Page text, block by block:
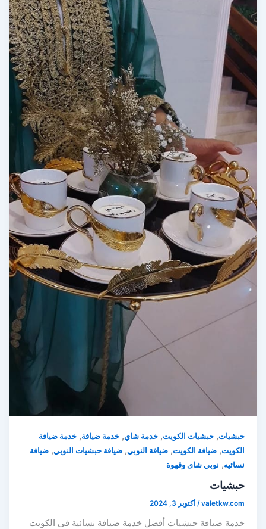
حبشيات,حبشيات الكويت,خدمة شاي,خدمة ضيافة,خدمة ضيافة
الكويت,ضيافة الكويت,ضيافة النوبي,ضيافة حبشيات النوبي,ضيافة
نسائيه,نوبي شاى وقهوة
حبشيات
valetkw.com
/أكتوبر 3, 2024
خدمة ضيافة حبشيات أفضل خدمة ضيافة نسائية فى الكويت